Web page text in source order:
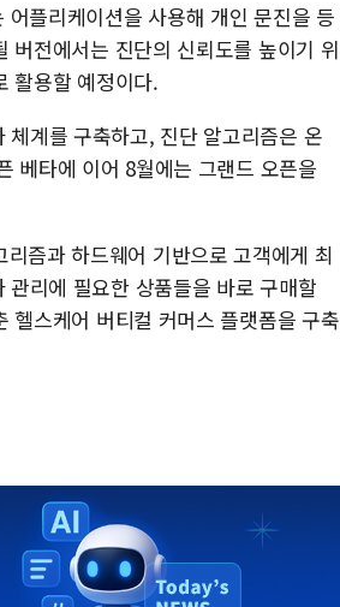
플리케이션을 사용해 개인 문진을 등
전에서는 진단의 신뢰도를 높이기 위
활용할 예정이다.
계를 구축하고, 진단 알고리즘은 온
베타에 이어 8월에는 그랜드 오픈을
즘과 하드웨어 기반으로 고객에게 최
리에 필요한 상품들을 바로 구매할
헬스케어 버티컬 커머스 플랫폼을 구축